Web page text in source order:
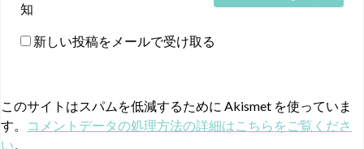
知
新しい投稿をメールで受け取る
このサイトはスパムを低減するために Akismet を使っていま
す。
コメントデータの処理方法の詳細はこちらをご覧くださ
い。